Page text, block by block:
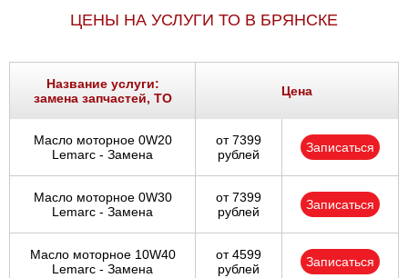
XANTIA XM
ЦЕНЫ НА УСЛУГИ ТО В БРЯНСКЕ
Название услуги:
замена запчастей, ТО
Цена
Масло моторное 0W20
Lemarc - Замена
от 7399
рублей
Записаться
Масло моторное 0W30
Lemarc - Замена
от 7399
рублей
Записаться
Масло моторное 10W40
Lemarc - Замена
от 4599
рублей
Записаться